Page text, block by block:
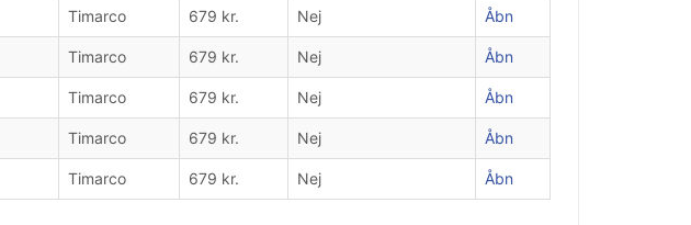
Timarco 679 kr. Nej Åbn
Timarco 679 kr. Nej Åbn
Timarco 679 kr. Nej Åbn
Timarco 679 kr. Nej Åbn
Timarco 679 kr. Nej Åbn